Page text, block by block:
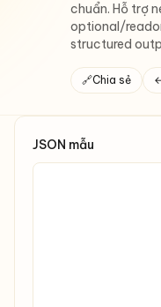
chuẩn. Hỗ trợ
optional/
structured
🔗Chia sẻ
JSON mẫu